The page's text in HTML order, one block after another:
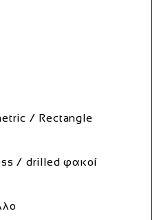
/ Rectangle
/ drilled φακοί